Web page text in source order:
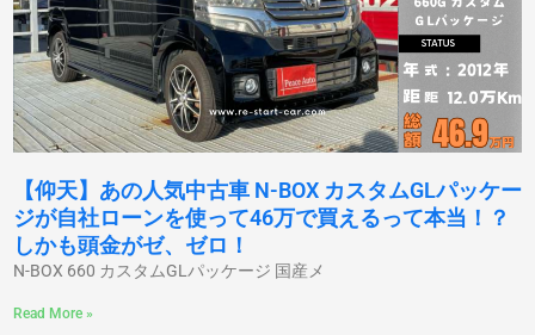
【仰天】あの人気中古車 N-BOX カスタムGLパッケー
ジが自社ローンを使って46万で買えるって本当！？
しかも頭金がゼ、ゼロ！
N-BOX 660 カスタムGLパッケージ 国産メ
Read More »